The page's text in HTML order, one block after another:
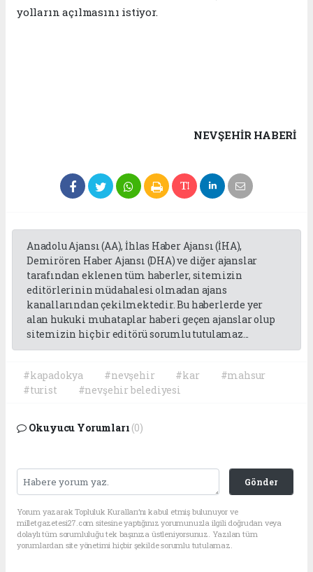
yolların açılmasını istiyor.
NEVŞEHIR HABERİ
Anadolu Ajansı (AA), İhlas Haber Ajansı (İHA),
Demirören Haber Ajansı (DHA) ve diğer ajanslar
tarafından eklenen tüm haberler, sitemizin
editörlerinin müdahalesi olmadan ajans
kanallarından çekilmektedir. Bu haberlerde yer
alan hukuki muhataplar haberi geçen ajanslar olup
sitemizin hiç bir editörü sorumlu tutulamaz...
#kapadokya #nevşehir #kar
#mahsur
#turist
#nevşehir belediyesi
Okuyucu Yorumları (0)
Gönder
Yorum yazarak Topluluk Kuralları’nı kabul etmiş bulunuyor ve
milletgazetesi27.com sitesine yaptığınız yorumunuzla ilgili doğrudan veya
dolaylı tüm sorumluluğu tek başınıza üstleniyorsunuz. Yazılan tüm
yorumlardan site yönetimi hiçbir şekilde sorumlu tutulamaz.